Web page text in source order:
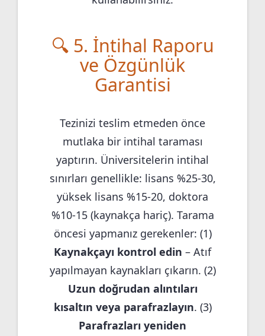
🔍 5. İntihal Raporu
ve Özgünlük
Garantisi
Tezinizi teslim etmeden önce
mutlaka bir intihal taraması
yaptırın. Üniversitelerin intihal
sınırları genellikle: lisans %25-30,
yüksek lisans %15-20, doktora
%10-15 (kaynakça hariç). Tarama
öncesi yapmanız gerekenler: (1)
Kaynakçayı kontrol edin – Atıf
yapılmayan kaynakları çıkarın. (2)
Uzun doğrudan alıntıları
kısaltın veya parafrazlayın. (3)
Parafrazları yeniden